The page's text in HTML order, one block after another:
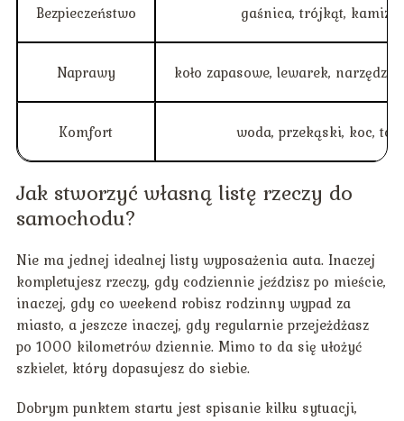
Bezpieczeństwo gaśnica, trójkąt,
Naprawy koło zapasowe, lewarek,
Komfort woda, przekąski, koc,
Jak stworzyć własną listę rzeczy do
samochodu?
Nie ma jednej idealnej listy wyposażenia auta. Inaczej
kompletujesz rzeczy, gdy codziennie jeździsz po mieście,
inaczej, gdy co weekend robisz rodzinny wypad za
miasto, a jeszcze inaczej, gdy regularnie przejeżdżasz
po 1000 kilometrów dziennie. Mimo to da się ułożyć
szkielet, który dopasujesz do siebie.
Dobrym punktem startu jest spisanie kilku sytuacji,